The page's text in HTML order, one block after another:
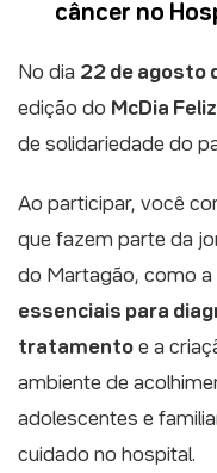
câncer no
No dia 22 de agosto
edição do McDia Feliz
de solidariedade do
Ao participar, você
que fazem parte da
do Martagão, como a
essenciais para
tratamento e a
ambiente de
adolescentes e
cuidado no hospital.